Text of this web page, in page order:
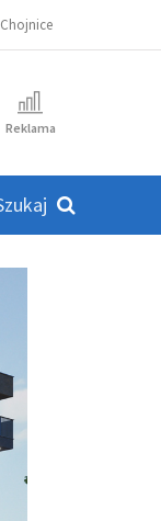
Chojnice
Reklama